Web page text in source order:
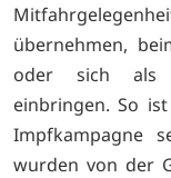
übernehmen,
oder sich als
einbringen. So
Impfkampagne
wurden von der